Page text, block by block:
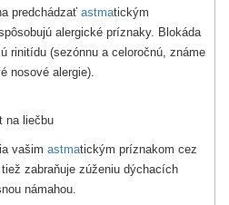
predchádzať astmatickým
alergické príznaky. Blokáda
rinitídu (sezónnu a celoročnú, známe
nosové alergie).
na liečbu
vašim astmatickým príznakom cez
zabraňuje zúženiu dýchacích
námahou.